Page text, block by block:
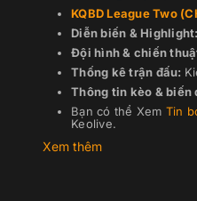
KQBDLeague Two
Diễn biến & Highlight:
Đội hình & chiến
Thống kê trận đấu:
Thông tin kèo & biến
Bạn có thể Xem Tin
Keolive.
Xem thêm